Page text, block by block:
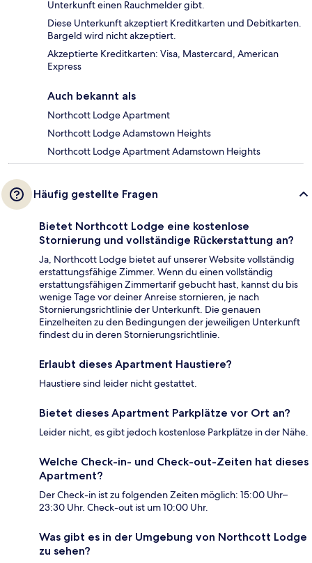
Unterkunft einen Rauchmelder gibt.
Diese Unterkunft akzeptiert Kreditkarten und Debitkarten.
Bargeld wird nicht akzeptiert.
Akzeptierte Kreditkarten: Visa, Mastercard, American
Express
Auch bekannt als
Northcott Lodge Apartment
Northcott Lodge Adamstown Heights
Northcott Lodge Apartment Adamstown Heights
Häufig gestellte Fragen
Bietet Northcott Lodge eine kostenlose
Stornierung und vollständige Rückerstattung an?
Ja, Northcott Lodge bietet auf unserer Website vollständig
erstattungsfähige Zimmer. Wenn du einen vollständig
erstattungsfähigen Zimmertarif gebucht hast, kannst du bis
wenige Tage vor deiner Anreise stornieren, je nach
Stornierungsrichtlinie der Unterkunft. Die genauen
Einzelheiten zu den Bedingungen der jeweiligen Unterkunft
findest du in deren Stornierungsrichtlinie.
Erlaubt dieses Apartment Haustiere?
Haustiere sind leider nicht gestattet.
Bietet dieses Apartment Parkplätze vor Ort an?
Leider nicht, es gibt jedoch kostenlose Parkplätze in der Nähe.
Welche Check-in- und Check-out-Zeiten hat dieses
Apartment?
Der Check-in ist zu folgenden Zeiten möglich: 15:00 Uhr–
23:30 Uhr. Check-out ist um 10:00 Uhr.
Was gibt es in der Umgebung von Northcott Lodge
zu sehen?